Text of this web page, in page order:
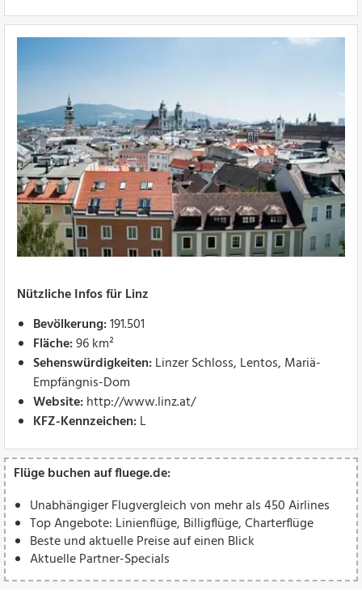
Nützliche Infos für Linz
Bevölkerung:191.501
Fläche:96 km²
Sehenswürdigkeiten:Linzer Schloss, Lentos, Mariä-
Empfängnis-Dom
Website:http://www.linz.at/
KFZ-Kennzeichen:L
Flüge buchen auf fluege.de:
Unabhängiger Flugvergleich von mehr als 450 Airlines
Top Angebote: Linienflüge, Billigflüge, Charterflüge
Beste und aktuelle Preise auf einen Blick
Aktuelle Partner-Specials